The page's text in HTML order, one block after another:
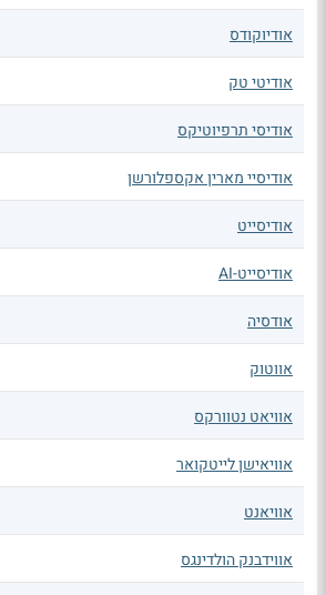
אודיוקודס
אודיטי טק
אודיסי תרפיוטיקס
אודיסיי מארין אקספלורשן
אודיסייט
אודיסייט-AI
אודסיה
אווטוק
אוויאט נטוורקס
אוויאישן לייטקואר
אוויאנט
אווידבנק הולדינגס